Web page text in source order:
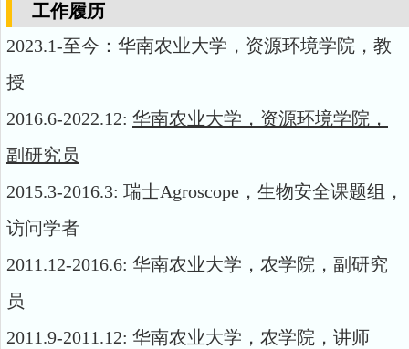
工作履历
2023.1-至今：华南农业大学，资源环境学院，教
授
2016.6-2022.12: 华南农业大学，资源环境学院，
副研究员
2015.3-2016.3: 瑞士Agroscope ，生物安全课题组，
访问学者
2011.12-2016.6: 华南农业大学，农学院，副研究
员
2011.9-2011.12: 华南农业大学，农学院，讲师